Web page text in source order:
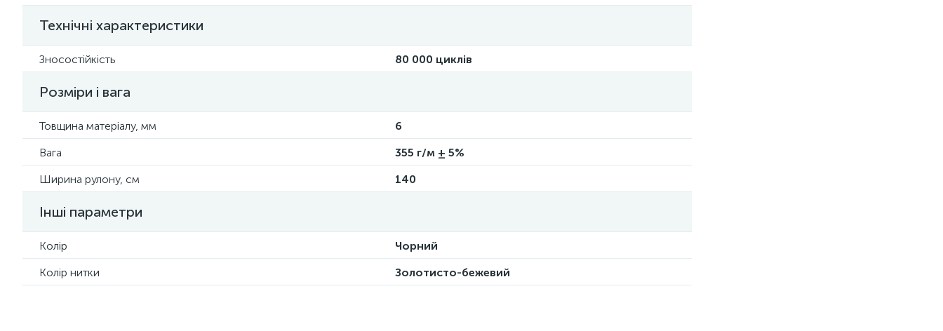
Технічні характеристики
Зносостійкість 80 000 циклів
Розміри і вага
Товщина матеріалу, мм
6
Вага
355 г/м ± 5%
Ширина рулону, см
140
Інші параметри
Колір
Чорний
Колір нитки
Золотисто-бежевий